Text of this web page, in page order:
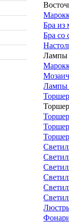
Бра из
Бра со
Лампы
Лампы